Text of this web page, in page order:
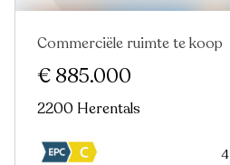
Commerciële ruimte te koop
€ 885.000
2200 Herentals
4